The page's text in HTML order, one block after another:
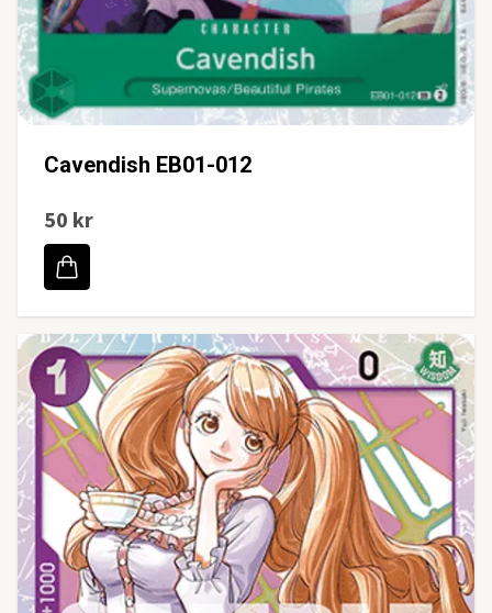
Cavendish EB01-012
50 kr